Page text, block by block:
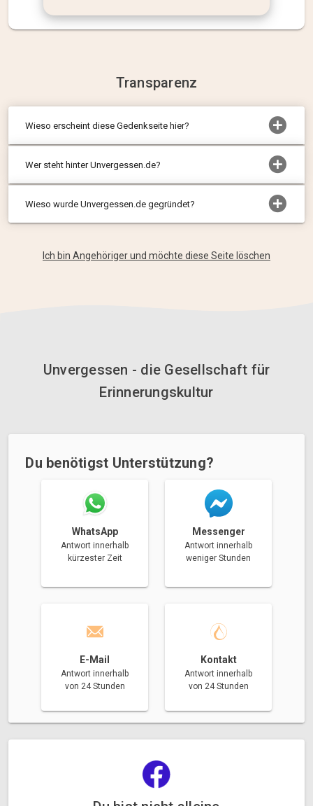
Transparenz
Wieso erscheint diese Gedenkseite hier?
Wer steht hinter Unvergessen.de?
Wieso wurde Unvergessen.de gegründet?
Ich bin Angehöriger und möchte diese Seite löschen
Unvergessen - die Gesellschaft für
Erinnerungskultur
Du benötigst Unterstützung?
WhatsApp
Antwort innerhalb
kürzester Zeit
Messenger
Antwort innerhalb
weniger Stunden
E-Mail
Antwort innerhalb
von 24 Stunden
Kontakt
Antwort innerhalb
von 24 Stunden